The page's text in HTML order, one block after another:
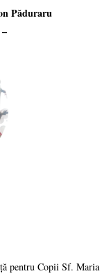
Păduraru
pentru Copii Sf. Maria